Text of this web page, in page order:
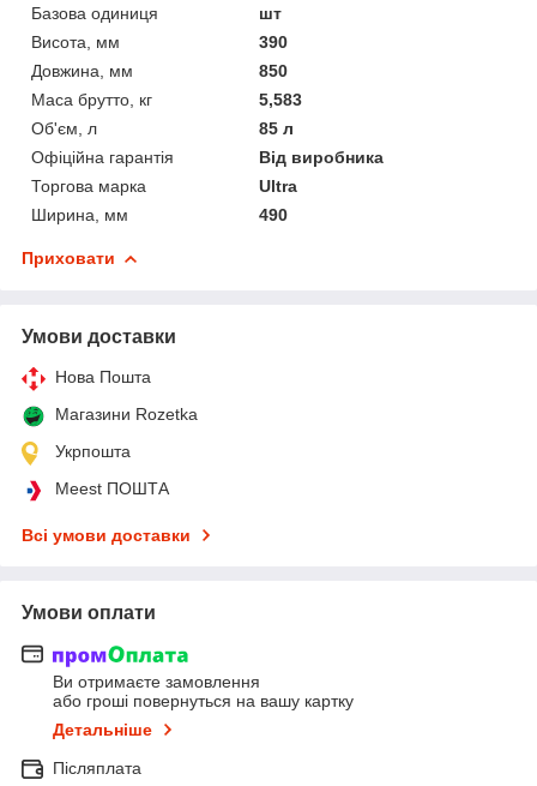
Базова одиниця
шт
Висота, мм
390
Довжина, мм
850
Маса брутто, кг
5,583
Об'єм, л
85 л
Офіційна гарантія
Від виробника
Торгова марка
Ultra
Ширина, мм
490
Приховати
Умови доставки
Нова Пошта
Магазини Rozetka
Укрпошта
Meest ПОШТА
Всі умови доставки
Умови оплати
Ви отримаєте замовлення
або гроші повернуться на вашу картку
Детальніше
Післяплата